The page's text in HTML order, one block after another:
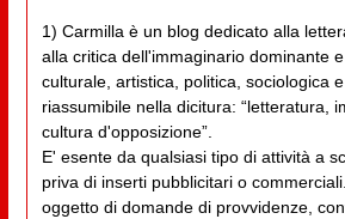
1) Carmilla è un blog dedicato alla
alla critica dell'immaginario dominante
culturale, artistica, politica, sociologica e
riassumibile nella dicitura: “letteratura,
cultura d'opposizione”.
E' esente da qualsiasi tipo di attività a
priva di inserti pubblicitari o
oggetto di domande di provvidenze,